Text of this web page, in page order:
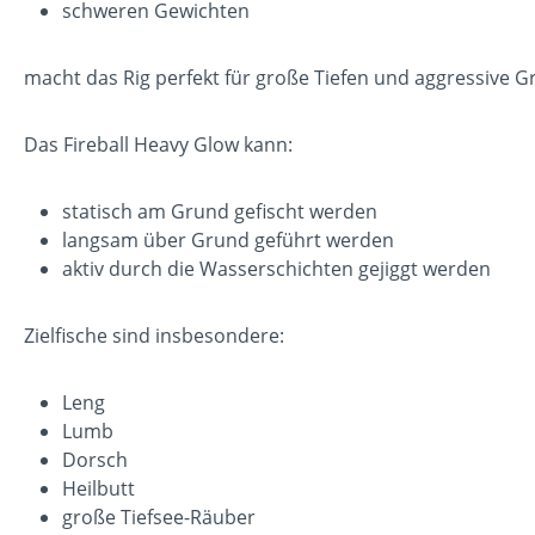
schweren Gewichten
macht das Rig perfekt für große Tiefen und aggressive
Das Fireball Heavy Glow kann:
statisch am Grund gefischt werden
langsam über Grund geführt werden
aktiv durch die Wasserschichten gejiggt werden
Zielfische sind insbesondere:
Leng
Lumb
Dorsch
Heilbutt
große Tiefsee-Räuber